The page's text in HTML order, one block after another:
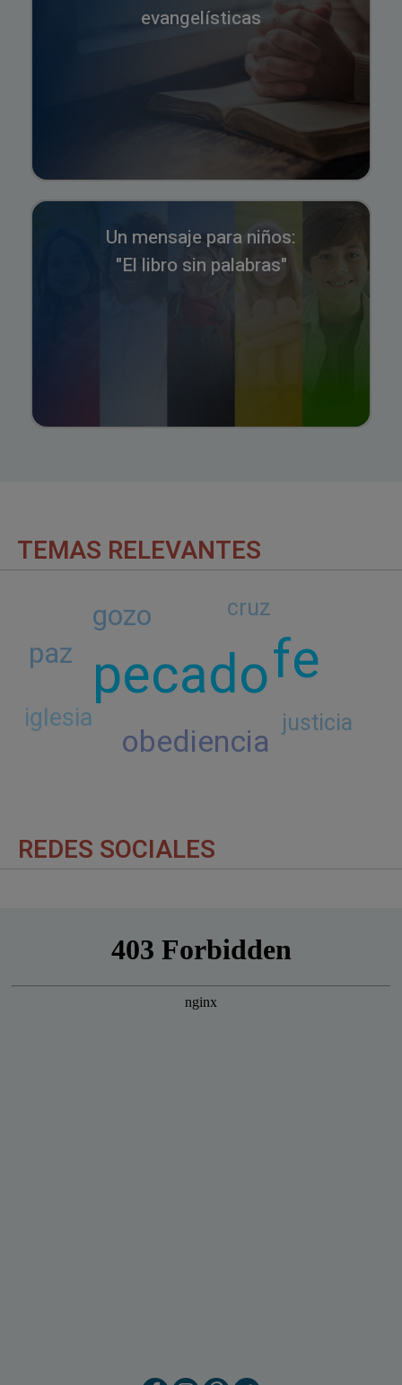
evangelísticas
Un mensaje para niños:
"El libro sin palabras"
TEMAS RELEVANTES
pecadofe
obediencia
paz
gozo
iglesia
cruz
justicia
REDES SOCIALES